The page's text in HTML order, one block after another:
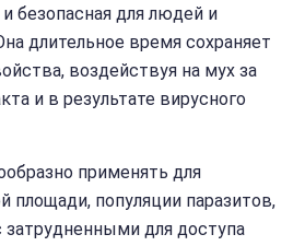
безопасная для людей и
длительное время сохраняет
воздействуя на мух за
и в результате вирусного
применять для
популяции паразитов,
для доступа